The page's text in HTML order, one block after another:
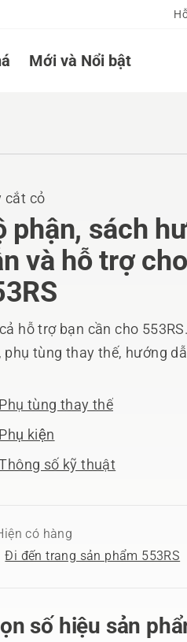
Mới và Nổi bật
cắt cỏ
phận, sách
và hỗ trợ cho
hỗ trợ bạn cần cho
phụ tùng thay thế, hướng
Phụ tùng thay thế
Phụ kiện
số kỹ thuật
có hàng
Đi đến trang sản phẩm 553RS
số hiệu sản